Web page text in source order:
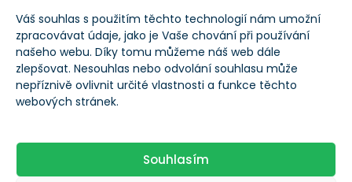
Váš souhlas s použitím těchto technologií nám umožní
zpracovávat údaje, jako je Vaše chování při používání
našeho webu. Díky tomu můžeme náš web dále
zlepšovat. Nesouhlas nebo odvolání souhlasu může
nepříznivě ovlivnit určité vlastnosti a funkce těchto
webových stránek.
Souhlasím
Na hospodářské výsledky
těžařů tak působí mnohem více
faktorů než jen cena žlutého
kovu.
Zlato je samozřejmě zásadní proměnnou. Samo o sobě